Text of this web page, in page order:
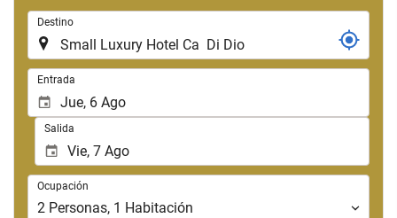
Destino
Entrada
Salida
Ocupación
Ocupación
2 Personas, 1 Habitación